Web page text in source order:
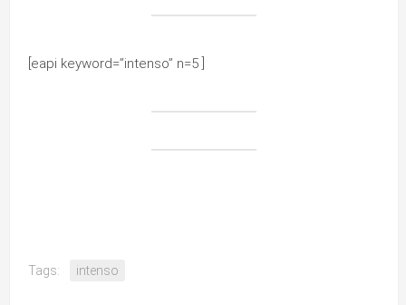
[eapi keyword=”intenso” n=5 ]
Tags: intenso